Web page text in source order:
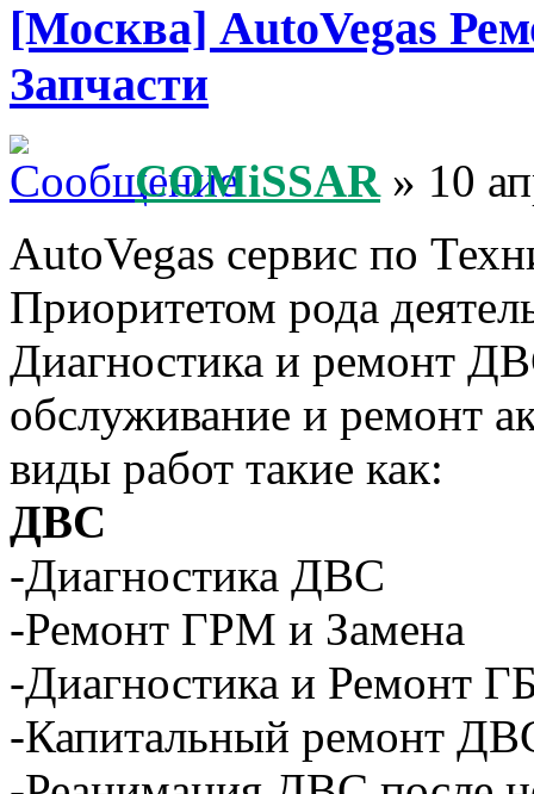
[Москва] AutoVegas
Запчасти
COMiSSAR» 10
AutoVegas сервис по
Приоритетом рода
Диагностика и ремонт
обслуживание и ремонт
виды работ такие как:
ДВС
-Диагностика ДВС
-Ремонт ГРМ и Замена
-Диагностика и Ремонт
-Капитальный ремонт